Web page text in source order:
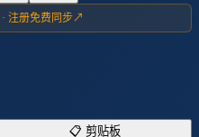
注册免费同步↗
📋 剪贴板